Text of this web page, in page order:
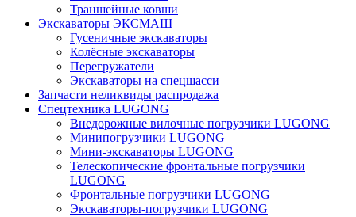
Траншейные ковши
Экскаваторы ЭКСМАШ
Гусеничные экскаваторы
Колёсные экскаваторы
Перегружатели
Экскаваторы на спецшасси
Запчасти неликвиды распродажа
Спецтехника LUGONG
Внедорожные вилочные погрузчики LUGONG
Минипогрузчики LUGONG
Мини-экскаваторы LUGONG
Телескопические фронтальные погрузчики
LUGONG
Фронтальные погрузчики LUGONG
Экскаваторы-погрузчики LUGONG